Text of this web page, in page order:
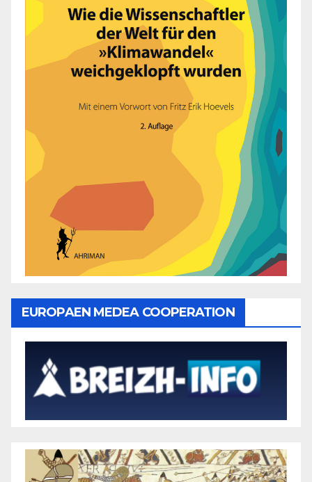
EUROPAEN MEDEA COOPERATION